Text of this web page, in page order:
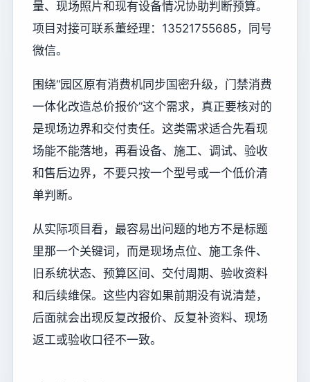
量、现场照片和现有设备情况协助判断预算。
项目对接可联系董经理：13521755685，同号
微信。
围绕“园区原有消费机同步国密升级，门禁消费
一体化改造总价报价”这个需求，真正要核对的
是现场边界和交付责任。这类需求适合先看现
场能不能落地，再看设备、施工、调试、验收
和售后边界，不要只按一个型号或一个低价清
单判断。
从实际项目看，最容易出问题的地方不是标题
里那一个关键词，而是现场点位、施工条件、
旧系统状态、预算区间、交付周期、验收资料
和后续维保。这些内容如果前期没有说清楚，
后面就会出现反复改报价、反复补资料、现场
返工或验收口径不一致。